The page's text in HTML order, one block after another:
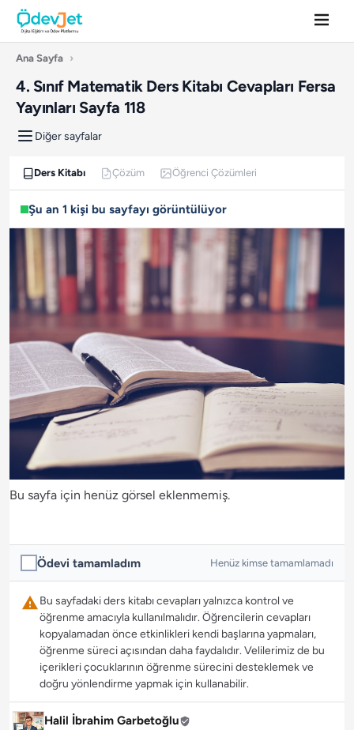
Ana Sayfa ›
4. Sınıf Matematik Ders Kitabı Cevapları Fersa
Yayınları Sayfa 118
Diğer sayfalar
Ders Kitabı Çözüm Öğrenci Çözümleri
Şu an 1 kişi bu sayfayı görüntülüyor
Bu sayfa için henüz görsel eklenmemiş.
Ödevi tamamladım Henüz kimse tamamlamadı
Bu sayfadaki ders kitabı cevapları yalnızca kontrol ve
öğrenme amacıyla kullanılmalıdır. Öğrencilerin cevapları
kopyalamadan önce etkinlikleri kendi başlarına yapmaları,
öğrenme süreci açısından daha faydalıdır. Velilerimiz de bu
içerikleri çocuklarının öğrenme sürecini desteklemek ve
doğru yönlendirme yapmak için kullanabilir.
Halil İbrahim Garbetoğlu